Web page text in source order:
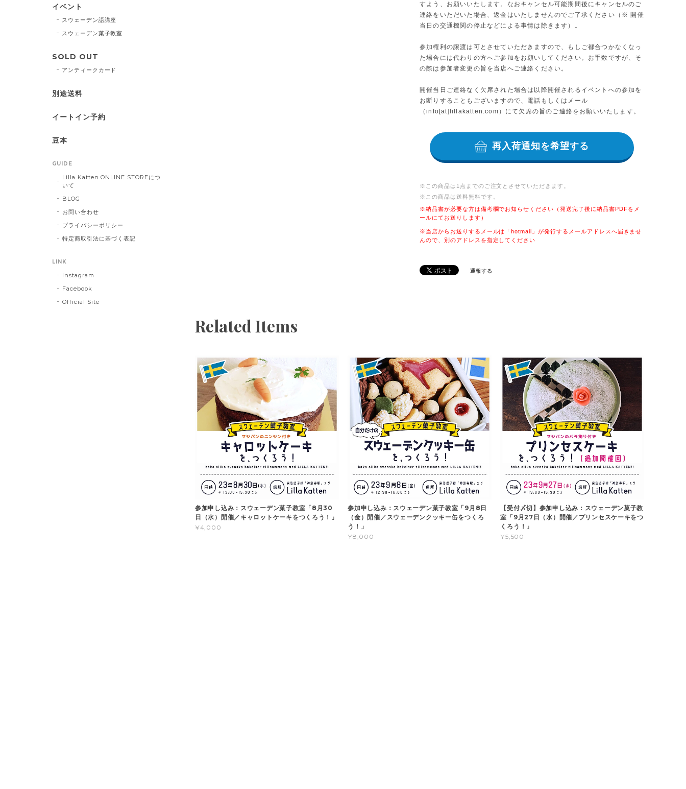
すよう、お願いいたします。なおキャンセル可能期間後にキャンセルのご
連絡をいただいた場合、返金はいたしませんのでご了承ください（※ 開催
当日の交通機関の停止などによる事情は除きます）。
参加権利の譲渡は可とさせていただきますので、もしご都合つかなくなっ
た場合には代わりの方へご参加をお願いしてください。お手数ですが、そ
の際は参加者変更の旨を当店へご連絡ください。
開催当日ご連絡なく欠席された場合は以降開催されるイベントへの参加を
お断りすることもございますので、電話もしくはメール
（info[at]lillakatten.com）にて欠席の旨のご連絡をお願いいたします。
再入荷通知を希望する
※この商品は1点までのご注文とさせていただきます。
※この商品は送料無料です。
※納品書が必要な方は備考欄でお知らせください（発送完了後に納品書PDFをメ
ールにてお送りします）
※当店からお送りするメールは「hotmail」が発行するメールアドレスへ届きませ
んので、別のアドレスを指定してください
通報する
Related Items
参加申し込み：スウェーデン菓子教室「8月30
日（水）開催／キャロットケーキをつくろう！」
¥4,000
参加申し込み：スウェーデン菓子教室「9月8日
（金）開催／スウェーデンクッキー缶をつくろ
う！」
¥8,000
【受付〆切】参加申し込み：スウェーデン菓子教
室「9月27日（水）開催／プリンセスケーキをつ
くろう！」
¥5,500
イベント
スウェーデン語講座
スウェーデン菓子教室
SOLD OUT
アンティークカード
別途送料
イートイン予約
豆本
GUIDE
Lilla Katten ONLINE STOREにつ
いて
BLOG
お問い合わせ
プライバシーポリシー
特定商取引法に基づく表記
LINK
Instagram
Facebook
Official Site